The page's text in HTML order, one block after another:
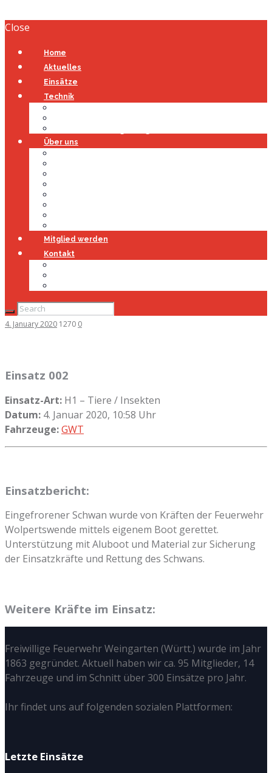
Close
Home
Aktuelles
Einsätze
Technik
Über uns
Mitglied werden
Kontakt
4. January 2020 1270 0
Einsatz 002
Einsatz-Art: H1 – Tiere / Insekten
Datum: 4. Januar 2020, 10:58 Uhr
Fahrzeuge:GWT
Einsatzbericht:
Eingefrorener Schwan wurde von Kräften der Feuerwehr
Wolpertswende mittels eigenem Boot gerettet.
Unterstützung mit Aluboot und Material zur Sicherung
der Einsatzkräfte und Rettung des Schwans.
Weitere Kräfte im Einsatz:
Freiwillige Feuerwehr Weingarten (Württ.) wurde im Jahr
1863 gegründet. Aktuell haben wir ca. 95 Mitglieder, 14
Fahrzeuge und im Schnitt über 300 Einsätze pro Jahr.
Ihr findet uns auf folgenden sozialen Plattformen:
Letzte Einsätze